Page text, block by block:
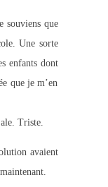
souviens que
Une sorte
enfants dont
que je m’en
Triste.
avaient